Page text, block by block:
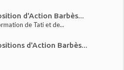
d'Action Barbès...
de Tati et de...
d'Action Barbès...